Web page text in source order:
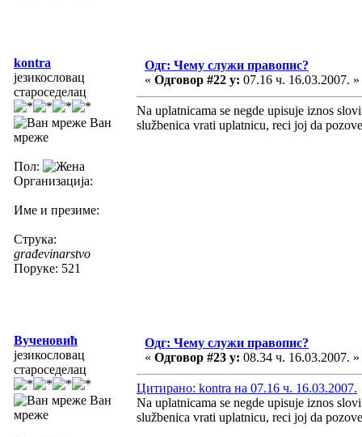
kontra
језикословац
староседелац
Ван
мреже
Пол:
Организација:
Име и презиме:
Струка:
građevinarstvo
Поруке: 521
Одг: Чему служи правопис?
« Одговор #22 у: 07.16 ч. 16.03.2007. »
Na uplatnicama se negde upisuje iznos
službenica vrati uplatnicu, reci joj da
Вученовић
језикословац
староседелац
Ван
мреже
Одг: Чему служи правопис?
« Одговор #23 у: 08.34 ч. 16.03.2007. »
Цитирано: kontra на 07.16 ч. 16.03.2007.
Na uplatnicama se negde upisuje iznos
službenica vrati uplatnicu, reci joj da